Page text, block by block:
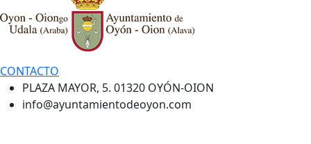
CONTACTO
PLAZA MAYOR, 5. 01320 OYÓN-OION
info@ayuntamientodeoyon.com